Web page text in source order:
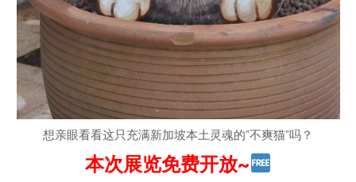
想亲眼看看这只充满新加坡本土灵魂的“不爽猫”吗？
本次展览免费开放~